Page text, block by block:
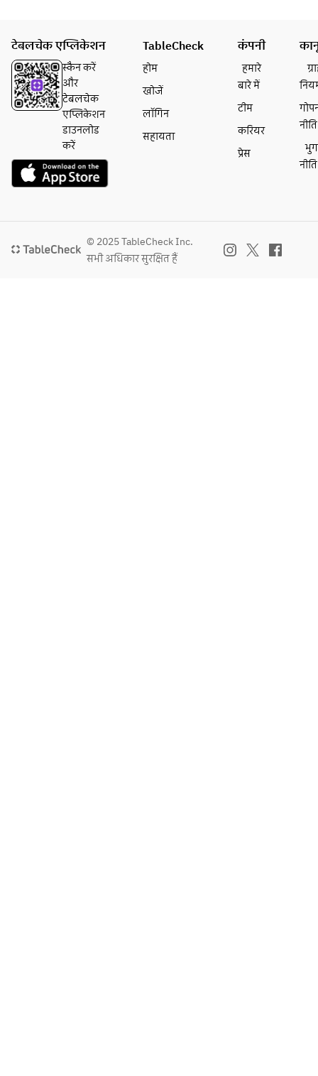
टेबलचेक एप्लिकेशन
स्कैन करें
और
टेबलचेक
एप्लिकेशन
डाउनलोड
करें
TableCheck
होम
खोजें
लॉगिन
सहायता
कंपनी
हमारे
बारे में
टीम
करियर
प्रेस
नीति
नीति
© 2025 TableCheck Inc.
सभी अधिकार सुरक्षित हैं